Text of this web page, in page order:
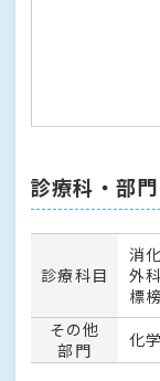
診療科・部門
診療科目
消
外
標
その他
部門
化